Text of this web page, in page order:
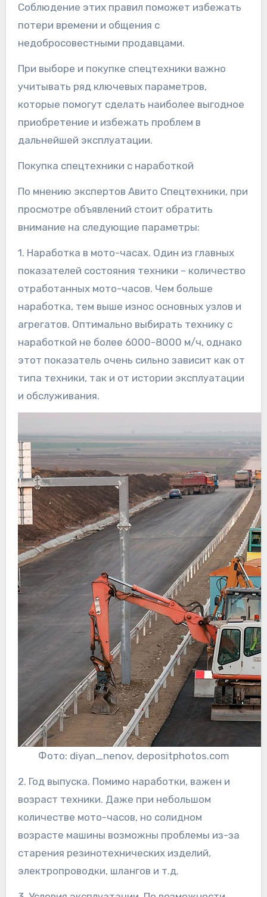
Соблюдение этих правил поможет избежать
потери времени и общения с
недобросовестными продавцами.
При выборе и покупке спецтехники важно
учитывать ряд ключевых параметров,
которые помогут сделать наиболее выгодное
приобретение и избежать проблем в
дальнейшей эксплуатации.
Покупка спецтехники с наработкой
По мнению экспертов Авито Спецтехники, при
просмотре объявлений стоит обратить
внимание на следующие параметры:
1. Наработка в мото-часах. Один из главных
показателей состояния техники – количество
отработанных мото-часов. Чем больше
наработка, тем выше износ основных узлов и
агрегатов. Оптимально выбирать технику с
наработкой не более 6000-8000 м/ч, однако
этот показатель очень сильно зависит как от
типа техники, так и от истории эксплуатации
и обслуживания.
Фото: diyan_nenov, depositphotos.com
2. Год выпуска. Помимо наработки, важен и
возраст техники. Даже при небольшом
количестве мото-часов, но солидном
возрасте машины возможны проблемы из-за
старения резинотехнических изделий,
электропроводки, шлангов и т.д.